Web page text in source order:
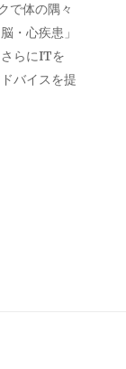
で体の隅々
・心疾患」
らにITを
バイスを提